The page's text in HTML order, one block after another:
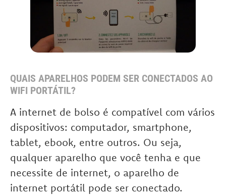
QUAIS APARELHOS PODEM SER CONECTADOS AO
WIFI PORTÁTIL?
A internet de bolso é compatível com vários
dispositivos: computador, smartphone,
tablet, ebook, entre outros. Ou seja,
qualquer aparelho que você tenha e que
necessite de internet, o aparelho de
internet portátil pode ser conectado.